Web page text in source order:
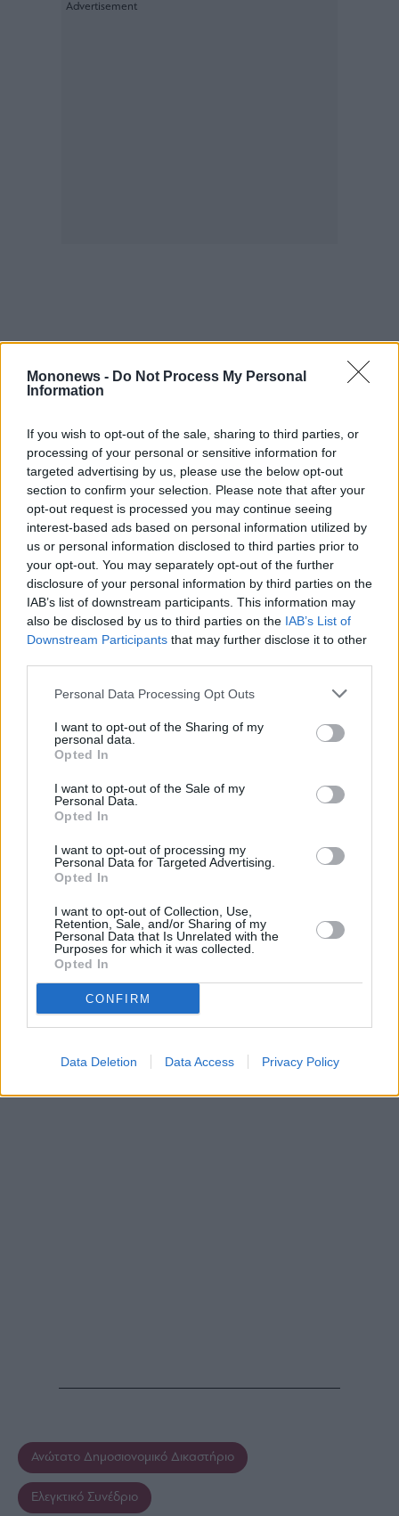
Mononews - Do Not Process My Personal
Information
If you wish to opt-out of the sale, sharing to third parties, or
processing of your personal or sensitive information for
targeted advertising by us, please use the below opt-out
section to confirm your selection. Please note that after your
opt-out request is processed you may continue seeing
interest-based ads based on personal information utilized by
us or personal information disclosed to third parties prior to
your opt-out. You may separately opt-out of the further
disclosure of your personal information by third parties on the
IAB’s list of downstream participants. This information may
also be disclosed by us to third parties on the IAB’s List of
Downstream Participants that may further disclose it to other
Personal Data Processing Opt Outs
I want to opt-out of the Sharing of my
personal data.
Opted In
I want to opt-out of the Sale of my
Personal Data.
Opted In
I want to opt-out of processing my
Personal Data for Targeted Advertising.
Opted In
I want to opt-out of Collection, Use,
Retention, Sale, and/or Sharing of my
Personal Data that Is Unrelated with the
Purposes for which it was collected.
Opted In
CONFIRM
Data Deletion Data Access Privacy Policy
Περιστέρι: Αυτοκίνητο παρέσυρε μητέρα και
παιδί, με το παιδί να εγκλωβίζεται κάτω απ’ το
αυτοκίνητο
Ξεκινούν «Τα Ντοκουμέντα του Πειραιά» την
Παρασκευή 24 Οκτωβρίου 2025
Αρχή για το ξέπλυμα μαύρου χρήματος:
Εντόπισε «μαύρη τρύπα» άνω των 2 εκατ.
«Φραπέ»
Ανώτατο Δημοσιονομικό Δικαστήριο
Ελεγκτικό Συνέδριο